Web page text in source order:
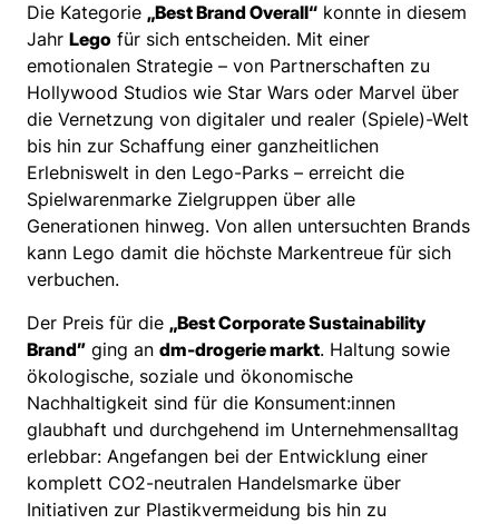
Die Kategorie „Best Brand Overall“ konnte in diesem
Jahr Lego für sich entscheiden. Mit einer
emotionalen Strategie – von Partnerschaften zu
Hollywood Studios wie Star Wars oder Marvel über
die Vernetzung von digitaler und realer (Spiele)-Welt
bis hin zur Schaffung einer ganzheitlichen
Erlebniswelt in den Lego-Parks – erreicht die
Spielwarenmarke Zielgruppen über alle
Generationen hinweg. Von allen untersuchten Brands
kann Lego damit die höchste Markentreue für sich
verbuchen.
Der Preis für die „Best Corporate Sustainability
Brand” ging an dm-drogerie markt. Haltung sowie
ökologische, soziale und ökonomische
Nachhaltigkeit sind für die Konsument:innen
glaubhaft und durchgehend im Unternehmensalltag
erlebbar: Angefangen bei der Entwicklung einer
komplett CO2-neutralen Handelsmarke über
Initiativen zur Plastikvermeidung bis hin zu